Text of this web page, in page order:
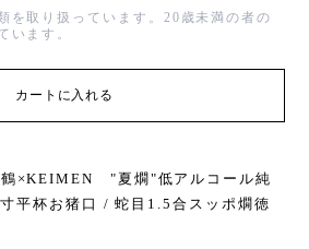
を取り扱っています。20歳未満の者の
います。
カートに入れる
鶴×KEIMEN "夏燗"低アルコール純
杯お猪口 / 蛇目1.5合スッポ燗徳